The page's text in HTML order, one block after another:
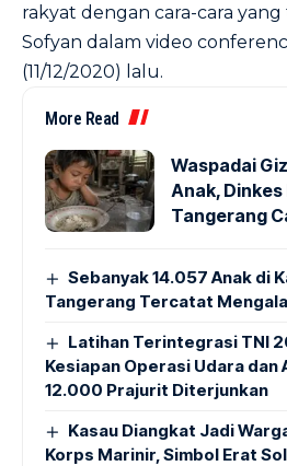
rakyat dengan cara-cara yang
Sofyan dalam video
(11/12/2020) lalu.
More Read
Waspadai
Anak,
Tangerang
Sebanyak 14.057 Anak di
Tangerang Tercatat
Latihan Terintegrasi TNI
Kesiapan Operasi Udara dan
12.000 Prajurit Diterjunkan
Kasau Diangkat Jadi
Korps Marinir, Simbol Erat